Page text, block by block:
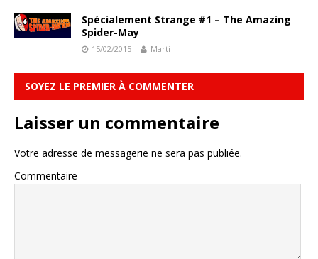
Spécialement Strange #1 – The Amazing
Spider-May
15/02/2015 Marti
SOYEZ LE PREMIER À COMMENTER
Laisser un commentaire
Votre adresse de messagerie ne sera pas publiée.
Commentaire